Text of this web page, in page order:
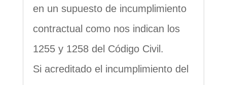
en un supuesto de incumplimiento
contractual como nos indican los
1255 y 1258 del Código Civil.
Si acreditado el incumplimiento del